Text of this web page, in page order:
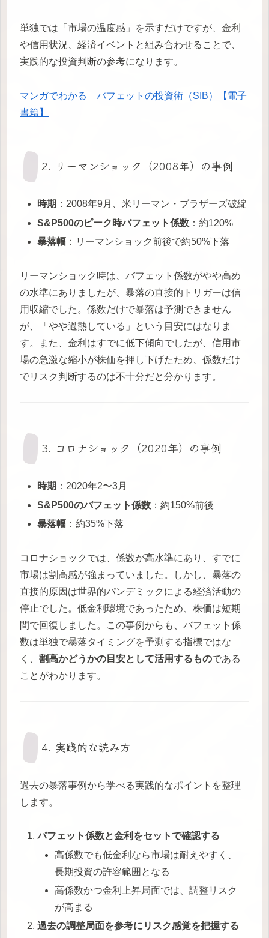
単独では「市場の温度感」を示すだけですが、金利
や信用状況、経済イベントと組み合わせることで、
実践的な投資判断の参考になります。
マンガでわかる バフェットの投資術（SIB）【電子
書籍】
2. リーマンショック（2008年）の事例
時期 ：2008年9月、米リーマン・ブラザーズ破綻
S&P500のピーク時バフェット係数 ：約120%
暴落幅 ：リーマンショック前後で約50%下落
リーマンショック時は、バフェット係数がやや高め
の水準にありましたが、暴落の直接的トリガーは信
用収縮でした。係数だけで暴落は予測できません
が、「やや過熱している」という目安にはなりま
す。また、金利はすでに低下傾向でしたが、信用市
場の急激な縮小が株価を押し下げたため、係数だけ
でリスク判断するのは不十分だと分かります。
3. コロナショック（2020年）の事例
時期 ：2020年2〜3月
S&P500のバフェット係数 ：約150%前後
暴落幅 ：約35%下落
コロナショックでは、係数が高水準にあり、すでに
市場は割高感が強まっていました。しかし、暴落の
直接的原因は世界的パンデミックによる経済活動の
停止でした。低金利環境であったため、株価は短期
間で回復しました。この事例からも、バフェット係
数は単独で暴落タイミングを予測する指標ではな
く、 割高かどうかの目安として活用するものである
ことがわかります。
4. 実践的な読み方
過去の暴落事例から学べる実践的なポイントを整理
します。
バフェット係数と金利をセットで確認する
高係数でも低金利なら市場は耐えやすく、
長期投資の許容範囲となる
高係数かつ金利上昇局面では、調整リスク
が高まる
過去の調整局面を参考にリスク感覚を把握する